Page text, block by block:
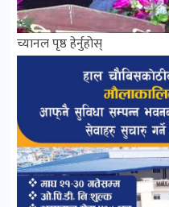
च्यानल पृष्ठ हेर्नुहोस्